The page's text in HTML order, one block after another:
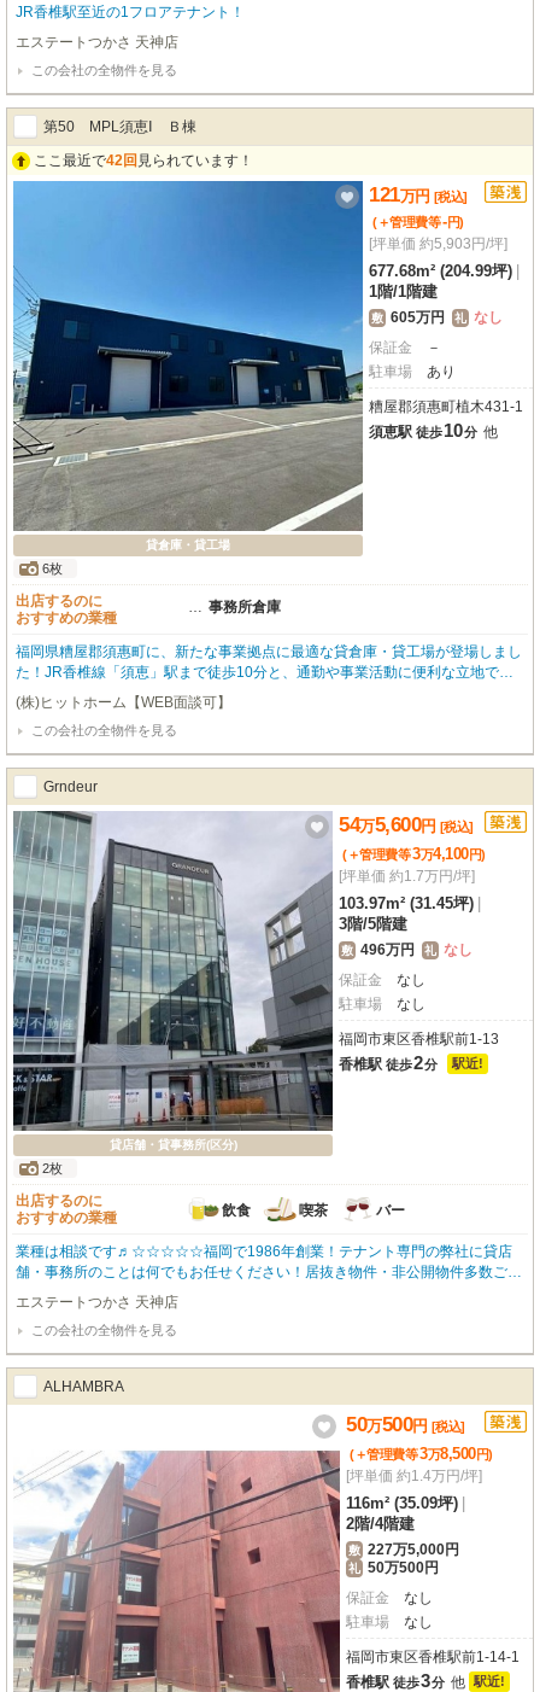
JR香椎駅至近の1フロアテナント！
エステートつかさ 天神店
この会社の全物件を見る
第50 MPL須恵Ⅰ Ｂ棟
ここ最近で42回 見られています！
貸倉庫・貸工場
6枚
121万円 [税込]
(＋管理費等-円)
[坪単価 約5,903円/坪]
677.68m² (204.99坪)
1階/1階建
敷 605万円 礼 なし
保証金
－
駐車場
あり
糟屋郡須惠町植木431-1
須恵駅 徒歩10分 他
出店するのに
おすすめの業種
… 事務所倉庫
福岡県糟屋郡須惠町に、新たな事業拠点に最適な貸倉庫・貸工場が登場しまし
た！JR香椎線「須恵」駅まで徒歩10分と、通勤や事業活動に便利な立地で
す。2024年4月築の鉄骨造、約677㎡の広々とした平屋建て。荷物の搬入出も
スムーズに行え、大型車も進入可能です。複数台の駐車が可能な無料駐車場も
確保されており、車両でのアクセスも安心です。照明器具や給排水設備も整備
済みで、事務所スペースを設けての作業拠点としても活用できます。礼金ゼロ
も初期費用を抑えたい方に嬉しいポイント。物流倉庫、作業所、事務所利用な
ど、幅広いビジネスニーズに対応します。この新しい環境で、事業の可能性を
広げませんか？内覧は事前予約制ですので、お気軽にお問い合わせください。
※間仕切り用の横柱は撤去します ◆サービス品：基本構造部以外全て ◆損
害賠償責任特約付総合保険：加入必須（借主実費） ◆電気代：管理会社検針
後請求 ◆解約予告：３ヶ月前 ◆短期解約違約金：１年未満２ヶ月・２年未
満１ヶ月 ◆消費税改定特約有り
(株)ヒットホーム【WEB面談可】
この会社の全物件を見る
Grndeur
貸店舗・貸事務所(区分)
2枚
54万5,600円 [税込]
(＋管理費等3万4,100円)
[坪単価 約1.7万円/坪]
103.97m² (31.45坪)
3階/5階建
敷 496万円 礼 なし
保証金
なし
駐車場
なし
福岡市東区香椎駅前1-13
香椎駅 徒歩2分 駅近!
出店するのに
おすすめの業種
飲食 喫茶 バー
業種は相談です♬☆☆☆☆☆福岡で1986年創業！テナント専門の弊社に貸店
舗・事務所のことは何でもお任せください！居抜き物件・非公開物件多数ござ
います！新着情報も豊富です！開店・移転・増店・居抜き売却はお気軽にお問
い合わせください！
エステートつかさ 天神店
この会社の全物件を見る
ALHAMBRA
50万500円 [税込]
(＋管理費等3万8,500円)
[坪単価 約1.4万円/坪]
116m² (35.09坪)
2階/4階建
敷 227万5,000円
礼 50万500円
保証金
なし
駐車場
なし
福岡市東区香椎駅前1-14-1
香椎駅 徒歩3分 他 駅近!